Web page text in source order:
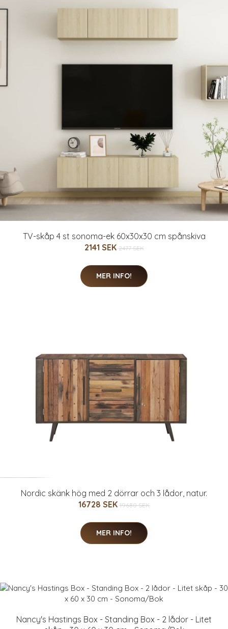
TV-skåp 4 st sonoma-ek 60x30x30 cm spånskiva
2141 SEK 2477 SEK
MER INFO!
Nordic skänk hög med 2 dörrar och 3 lådor, natur.
16728 SEK 19680 SEK
MER INFO!
Nancy's Hastings Box - Standing Box - 2 lådor - Litet